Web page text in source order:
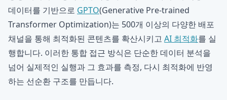
데이터를 기반으로 GPTO(Generative Pre-trained
Transformer Optimization)는 500개 이상의 다양한 배포
채널을 통해 최적화된 콘텐츠를 확산시키고 AI 최적화를 실
행합니다. 이러한 통합 접근 방식은 단순한 데이터 분석을
넘어 실제적인 실행과 그 효과를 측정, 다시 최적화에 반영
하는 선순환 구조를 만듭니다.